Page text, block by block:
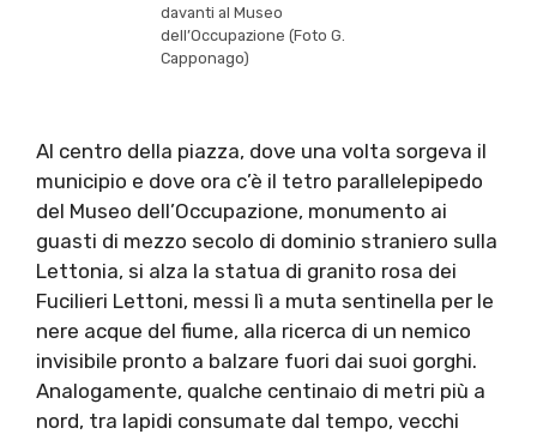
davanti al Museo
dell’Occupazione (Foto G.
Capponago)
Al centro della piazza, dove una volta sorgeva il
municipio e dove ora c’è il tetro parallelepipedo
del Museo dell’Occupazione, monumento ai
guasti di mezzo secolo di dominio straniero sulla
Lettonia, si alza la statua di granito rosa dei
Fucilieri Lettoni, messi lì a muta sentinella per le
nere acque del fiume, alla ricerca di un nemico
invisibile pronto a balzare fuori dai suoi gorghi.
Analogamente, qualche centinaio di metri più a
nord, tra lapidi consumate dal tempo, vecchi